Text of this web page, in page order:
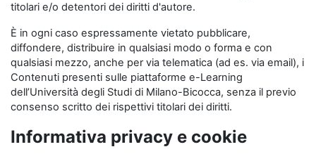
titolari e/o detentori dei diritti d'autore.
È in ogni caso espressamente vietato pubblicare,
diffondere, distribuire in qualsiasi modo o forma e con
qualsiasi mezzo, anche per via telematica (ad es. via email), i
Contenuti presenti sulle piattaforme e-Learning
dell’Università degli Studi di Milano-Bicocca, senza il previo
consenso scritto dei rispettivi titolari dei diritti.
Informativa privacy e cookie